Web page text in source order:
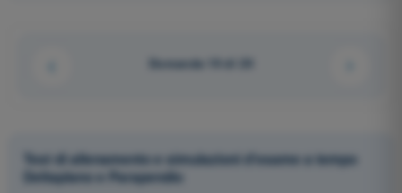
Domanda 19 di 20
Test di allenamento e simulazioni d'esame a tempo
Deltaplano e Parapendio